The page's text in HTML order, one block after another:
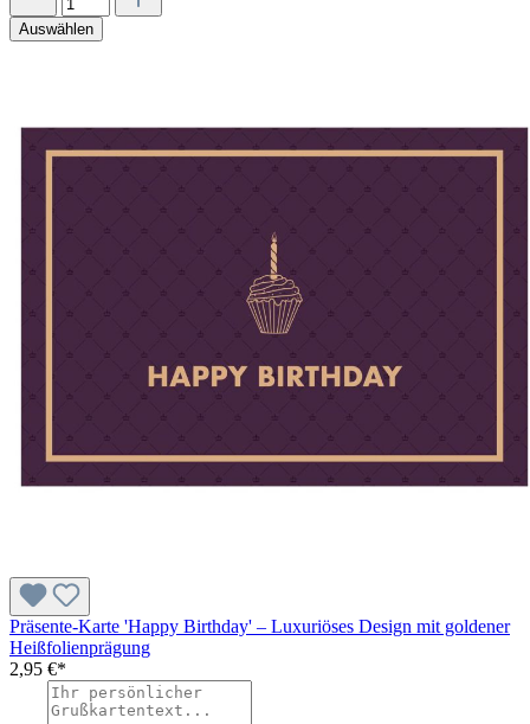
Auswählen
Präsente-Karte 'Happy Birthday' – Luxuriöses Design mit goldener
Heißfolienprägung
2,95 €*